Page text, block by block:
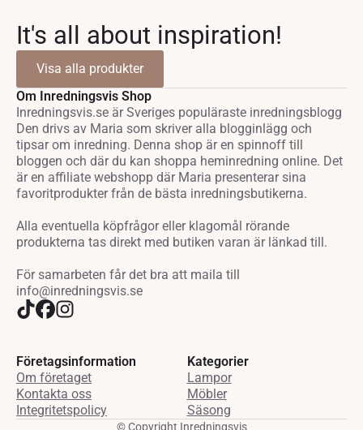
It's all about inspiration!
Visa alla produkter
Om Inredningsvis Shop
Inredningsvis.se är Sveriges populäraste inredningsblogg
Den drivs av Maria som skriver alla blogginlägg och
tipsar om inredning. Denna shop är en spinnoff till
bloggen och där du kan shoppa heminredning online. Det
är en affiliate webshopp där Maria presenterar sina
favoritprodukter från de bästa inredningsbutikerna.
Alla eventuella köpfrågor eller klagomål rörande
produkterna tas direkt med butiken varan är länkad till.
För samarbeten får det bra att maila till
info@inredningsvis.se
Företagsinformation
Om företaget
Kontakta oss
Integritetspolicy
Kategorier
Lampor
Möbler
Säsong
© Copyright Inredningsvis